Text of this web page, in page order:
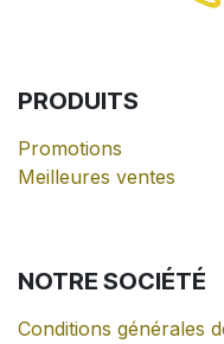
PRODUITS
Promotions
Meilleures ventes
NOTRE SOCIÉTÉ
Conditions générales